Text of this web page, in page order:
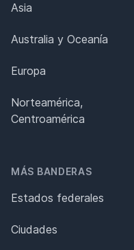
Asia
Australia y Oceanía
Europa
Norteamérica,
Centroamérica
MÁS BANDERAS
Estados federales
Ciudades